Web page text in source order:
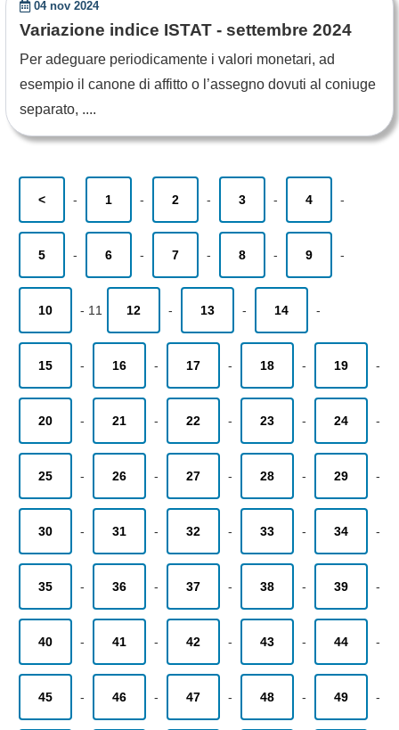
04 nov 2024
Variazione indice ISTAT - settembre 2024
Per adeguare periodicamente i valori monetari, ad
esempio il canone di affitto o l’assegno dovuti al coniuge
separato, ....
< - 1 - 2 - 3 - 4 -
5 - 6 - 7 - 8 - 9 -
10 - 11 12 - 13 - 14 -
15 - 16 - 17 - 18 - 19 -
20 - 21 - 22 - 23 - 24 -
25 - 26 - 27 - 28 - 29 -
30 - 31 - 32 - 33 - 34 -
35 - 36 - 37 - 38 - 39 -
40 - 41 - 42 - 43 - 44 -
45 - 46 - 47 - 48 - 49 -